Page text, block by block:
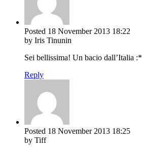
Posted 18 November 2013 18:22
by Iris Tinunin
Sei bellissima! Un bacio dall’Italia :*
Reply
Posted 18 November 2013 18:25
by Tiff